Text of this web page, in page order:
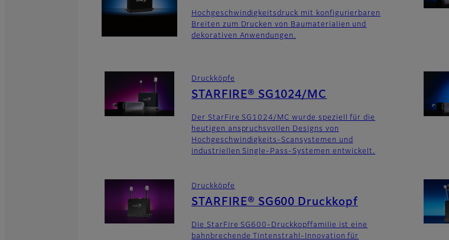
Hochgeschwindigkeitsdruck mit konfigurierbaren
Breiten zum Drucken von Baumaterialien und
dekorativen Anwendungen.
Druckköpfe
STARFIRE® SG1024/MC
Der StarFire SG1024/MC wurde speziell für die
heutigen anspruchsvollen Designs von
Hochgeschwindigkeits-Scansystemen und
industriellen Single-Pass-Systemen entwickelt.
Druckköpfe
STARFIRE® SG600 Druckkopf
Die StarFire SG600-Druckkopffamilie ist eine
bahnbrechende Tintenstrahl-Innovation für